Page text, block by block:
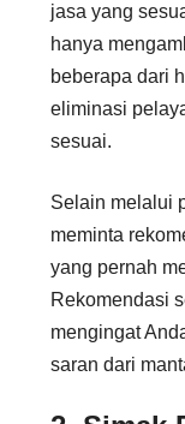
jasa yang
hanya
beberapa dari
eliminasi
sesuai.
Selain melalui
meminta
yang pernah
Rekomendasi
mengingat
saran dari